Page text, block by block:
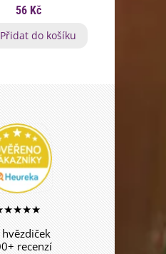
56 Kč
Přidat do košíku
recenzí